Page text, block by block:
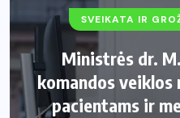
SVEIKATA IR
Ministrės dr.
komandos
pacientams ir